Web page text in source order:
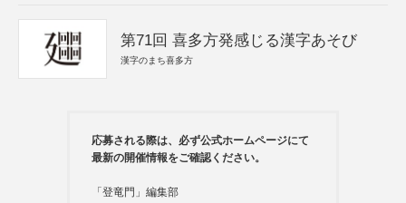
第71回 喜多方発感じる漢字あそび
漢字のまち喜多方
応募される際は、必ず公式ホームページにて
最新の開催情報をご確認ください。
「登竜門」編集部